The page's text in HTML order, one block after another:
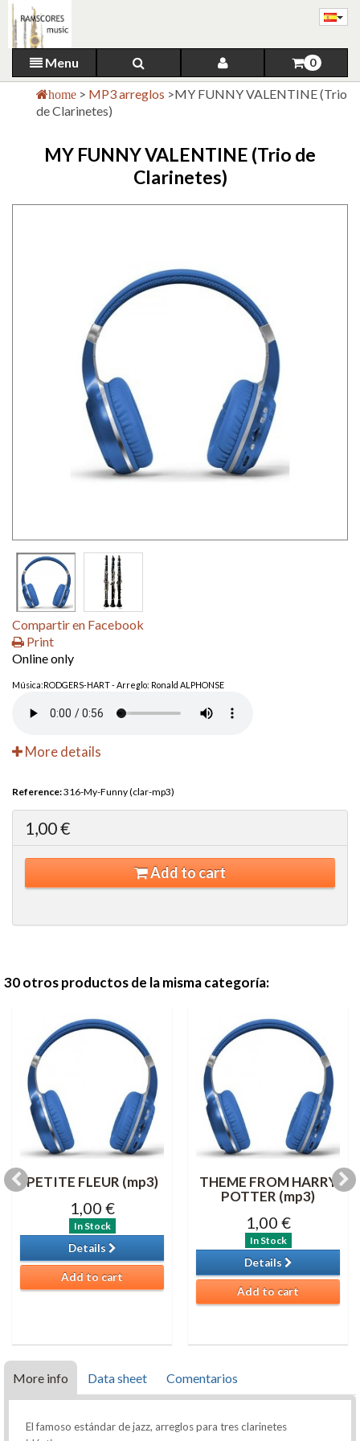
Menu 0
home > MP3 arreglos >MY FUNNY VALENTINE (Trio
de Clarinetes)
MY FUNNY VALENTINE (Trio de
Clarinetes)
Compartir en Facebook
Print
Online only
Música:RODGERS-HART - Arreglo: Ronald ALPHONSE
More details
Reference:316-My-Funny (clar-mp3)
1,00 €
Add to cart
30 otros productos de la misma categoría:
PETITE FLEUR (mp3)
1,00 €
In Stock
Details
Add to cart
THEME FROM HARRY
POTTER (mp3)
1,00 €
In Stock
Details
Add to cart
More info Data sheet Comentarios
El famoso estándar de jazz, arreglos para tres clarinetes